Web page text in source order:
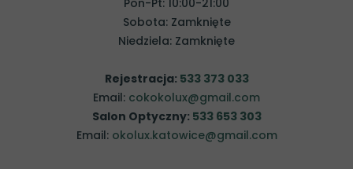
Pon-Pt: 10:00-21:00
Sobota: Zamknięte
Niedziela: Zamknięte
Rejestracja: 533 373 033
Email: cokokolux@gmail.com
Salon Optyczny: 533 653 303
Email: okolux.katowice@gmail.com